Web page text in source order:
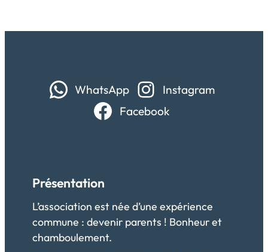
WhatsApp
Instagram
Facebook
Présentation
L’association est née d’une expérience
commune : devenir parents ! Bonheur et
chamboulement.